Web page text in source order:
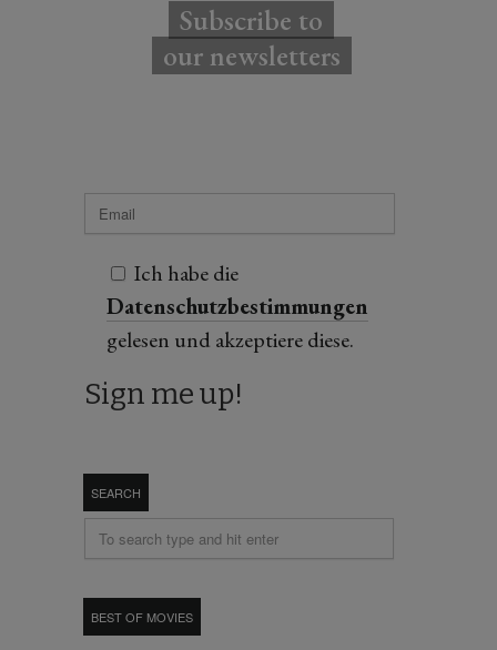
Subscribe to
our newsletters
Ich habe die
Datenschutzbestimmungen
gelesen und akzeptiere diese.
SEARCH
BEST OF MOVIES